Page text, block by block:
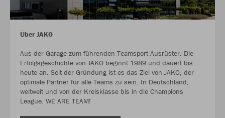
Über JAKO
Aus der Garage zum führenden Teamsport-Ausrüster. Die
Erfolgsgeschichte von JAKO beginnt 1989 und dauert bis
heute an. Seit der Gründung ist es das Ziel von JAKO, der
optimale Partner für alle Teams zu sein. In Deutschland,
weltweit und von der Kreisklasse bis in die Champions
League. WE ARE TEAM!